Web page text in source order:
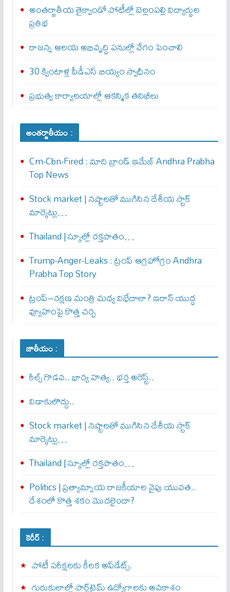
అంతర్జాతీయ తైక్వాండో పోటీల్లో బెల్లంపల్లి విద్యార్థుల
ప్రతిభ
రాజన్న ఆలయ అభివృద్ధి పనుల్లో వేగం పెంచాలి
30 క్వింటాళ్ల పీడీఎస్ బియ్యం స్వాధీనం
ప్రభుత్వ కార్యాలయాల్లో ఆకస్మిక తనిఖీలు
అంతర్జాతీయం :
Cm-Cbn-Fired : మాది బ్రాండ్ ఇమేజ్ Andhra Prabha
Top News
Stock market | నష్టాలతో ముగిసిన దేశీయ స్టాక్
మార్కెట్లు…
Thailand | స్కూల్లో రక్తపాతం…
Trump-Anger-Leaks : ట్రంప్ ఆగ్ర‌హోగ్రం Andhra
Prabha Top Story
ట్రంప్–రక్షణ మంత్రి మధ్య విభేదాలా? ఇరాన్ యుద్ధ
వ్యూహంపై కొత్త చర్చ
జాతీయం :
రీల్స్ గొడవ.. భార్య హత్య.. భర్త అరెస్ట్..
విడాకులొద్దు..
Stock market | నష్టాలతో ముగిసిన దేశీయ స్టాక్
మార్కెట్లు…
Thailand | స్కూల్లో రక్తపాతం…
Politics | ప్రత్యామ్నాయ రాజకీయాల వైపు యువత..
దేశంలో కొత్త శకం మొదలైందా?
కెరీర్ :
పోటీ పరీక్షలకు కీలక అప్‌డేట్స్.
గురుకులాల్లో పార్ట్‌టైమ్ ఉద్యోగాలకు అవకాశం